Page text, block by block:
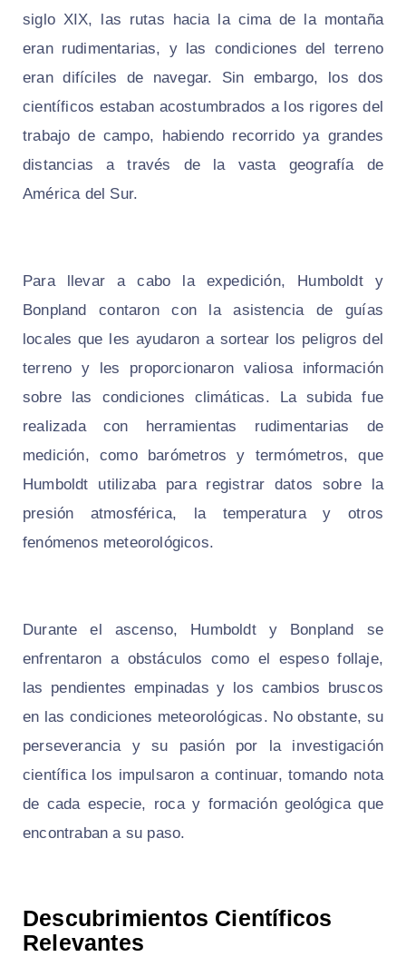
siglo XIX, las rutas hacia la cima de la montaña
eran rudimentarias, y las condiciones del terreno
eran difíciles de navegar. Sin embargo, los dos
científicos estaban acostumbrados a los rigores del
trabajo de campo, habiendo recorrido ya grandes
distancias a través de la vasta geografía de
América del Sur.
Para llevar a cabo la expedición, Humboldt y
Bonpland contaron con la asistencia de guías
locales que les ayudaron a sortear los peligros del
terreno y les proporcionaron valiosa información
sobre las condiciones climáticas. La subida fue
realizada con herramientas rudimentarias de
medición, como barómetros y termómetros, que
Humboldt utilizaba para registrar datos sobre la
presión atmosférica, la temperatura y otros
fenómenos meteorológicos.
Durante el ascenso, Humboldt y Bonpland se
enfrentaron a obstáculos como el espeso follaje,
las pendientes empinadas y los cambios bruscos
en las condiciones meteorológicas. No obstante, su
perseverancia y su pasión por la investigación
científica los impulsaron a continuar, tomando nota
de cada especie, roca y formación geológica que
encontraban a su paso.
Descubrimientos Científicos
Relevantes